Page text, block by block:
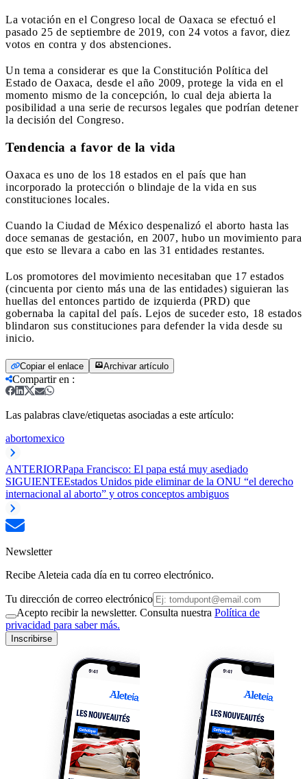
La votación en el Congreso local de Oaxaca se efectuó el
pasado 25 de septiembre de 2019, con 24 votos a favor, diez
votos en contra y dos abstenciones.
Un tema a considerar es que la Constitución Política del
Estado de Oaxaca, desde el año 2009, protege la vida en el
momento mismo de la concepción, lo cual deja abierta la
posibilidad a una serie de recursos legales que podrían detener
la decisión del Congreso.
Tendencia a favor de la vida
Oaxaca es uno de los 18 estados en el país que han
incorporado la protección o blindaje de la vida en sus
constituciones locales.
Cuando la Ciudad de México despenalizó el aborto hasta las
doce semanas de gestación, en 2007, hubo un movimiento para
que esto se llevara a cabo en las 31 entidades restantes.
Los promotores del movimiento necesitaban que 17 estados
(cincuenta por ciento más una de las entidades) siguieran las
huellas del entonces partido de izquierda (PRD) que
gobernaba la capital del país. Lejos de suceder esto, 18 estados
blindaron sus constituciones para defender la vida desde su
inicio.
Copiar el enlace Archivar artículo
Compartir en :
Las palabras clave/etiquetas asociadas a este artículo:
abortomexico
ANTERIORPapa Francisco: El papa está muy asediado
SIGUIENTEEstados Unidos pide eliminar de la ONU “el derecho
internacional al aborto” y otros conceptos ambiguos
Newsletter
Recibe Aleteia cada día en tu correo electrónico.
Tu dirección de correo electrónico
Acepto recibir la newsletter. Consulta nuestra Política de
privacidad para saber más.
Inscribirse